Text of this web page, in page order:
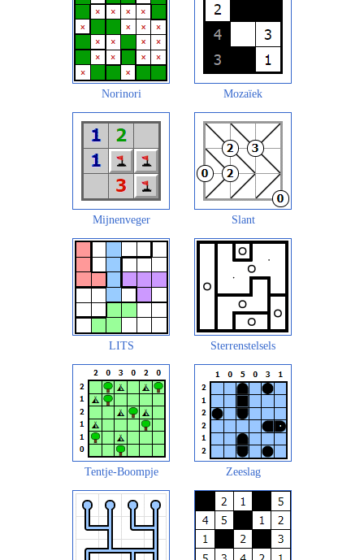
Norinori Mozaïek
Mijnenveger Slant
LITS Sterrenstelsels
Tentje-Boompje Zeeslag